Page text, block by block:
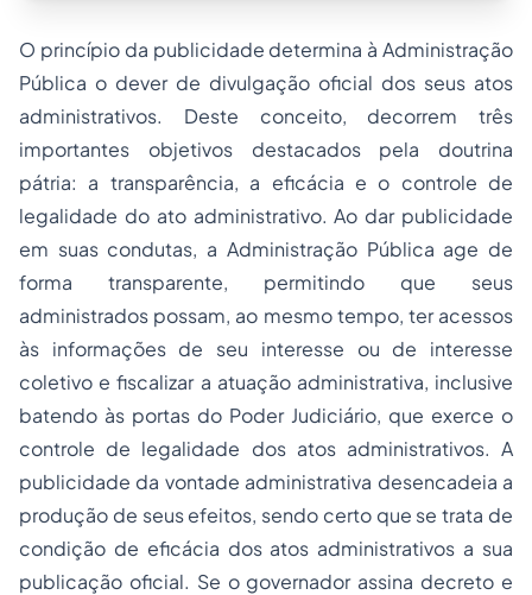
O princípio da publicidade determina à Administração
Pública o dever de divulgação oficial dos seus atos
administrativos. Deste conceito, decorrem três
importantes objetivos destacados pela doutrina
pátria: a transparência, a eficácia e o controle de
legalidade do ato administrativo. Ao dar publicidade
em suas condutas, a Administração Pública age de
forma transparente, permitindo que seus
administrados possam, ao mesmo tempo, ter acessos
às informações de seu interesse ou de interesse
coletivo e fiscalizar a atuação administrativa, inclusive
batendo às portas do Poder Judiciário, que exerce o
controle de legalidade dos atos administrativos. A
publicidade da vontade administrativa desencadeia a
produção de seus efeitos, sendo certo que se trata de
condição de eficácia dos atos administrativos a sua
publicação oficial. Se o governador assina decreto e